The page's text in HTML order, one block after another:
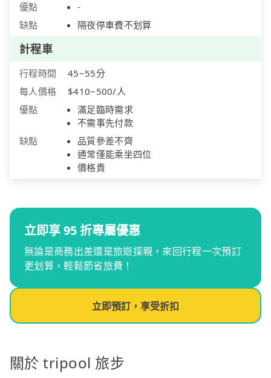
優點
-
缺點
隔夜停車費不划算
計程車
行程時間
45~55分
每人價格
$410~500/人
優點
滿足臨時需求
不需事先付款
缺點
品質參差不齊
通常僅能乘坐四位
價格貴
立即享 95 折專屬優惠
無論是商務出差還是旅遊探親，來回行程一次預訂
更划算，輕鬆節省旅費！
立即預訂，享受折扣
關於 tripool 旅步